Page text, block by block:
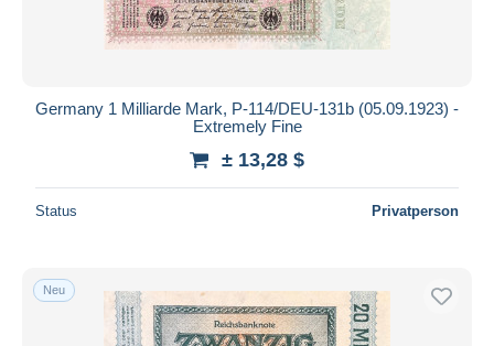
Germany 1 Milliarde Mark, P-114/DEU-131b (05.09.1923) -
Extremely Fine
± 13,28 $
Status Privatperson
Neu